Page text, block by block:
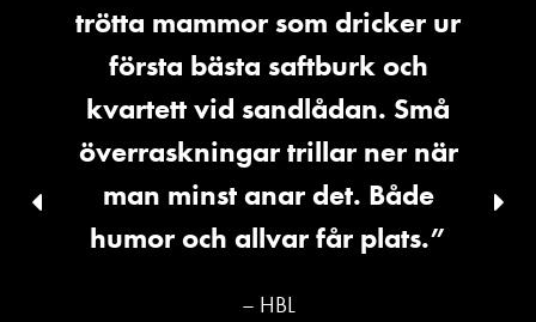
trötta mammor som dricker ur
första bästa saftburk och
kvartett vid sandlådan. Små
överraskningar trillar ner när
man minst anar det. Både
humor och allvar får plats.”
– HBL
Föregående
bild